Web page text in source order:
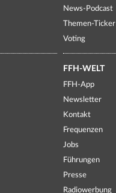
News-Podcast
Themen-Ticker
Voting
FFH-WELT
FFH-App
Newsletter
Kontakt
Frequenzen
Jobs
Führungen
Presse
Radiowerbung